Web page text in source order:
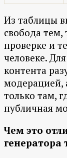
Из таблицы
свобода
проверке и
человеке.
контента
модерацией,
только там,
публичная
Чем это
генератора